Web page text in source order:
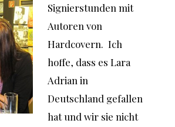
Signierstunden mit
Autoren von
Hardcovern. Ich
hoffe, dass es Lara
Adrian in
Deutschland gefallen
hat und wir sie nicht